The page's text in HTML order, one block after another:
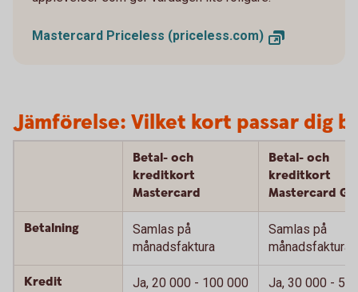
Mastercard Priceless (priceless.com)
Jämförelse: Vilket kort passar dig
Betal- och
kreditkort
Mastercard
Betal- och
kreditkort
Mastercard
Betalning
Samlas på
månadsfaktura
Samlas på
månadsfaktura
Kredit
Ja, 20 000 - 100 000
Ja, 30 000 -